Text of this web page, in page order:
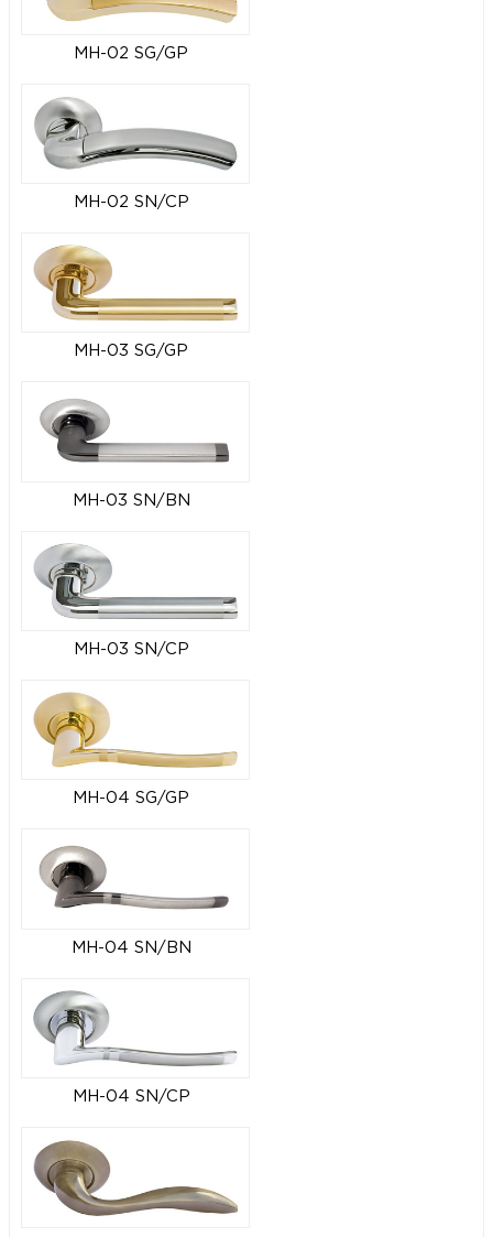
MH-02 SG/GP
MH-02 SN/CP
MH-03 SG/GP
MH-03 SN/BN
MH-03 SN/CP
MH-04 SG/GP
MH-04 SN/BN
MH-04 SN/CP